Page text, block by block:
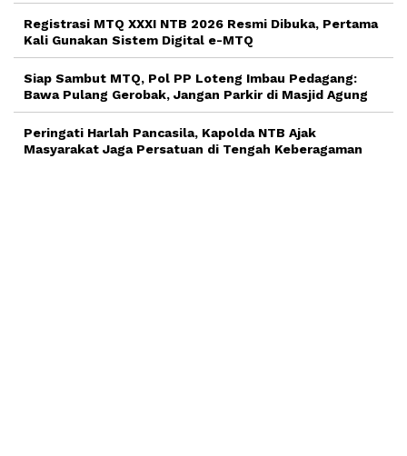
Registrasi MTQ XXXI NTB 2026 Resmi Dibuka, Pertama
Kali Gunakan Sistem Digital e-MTQ
Siap Sambut MTQ, Pol PP Loteng Imbau Pedagang:
Bawa Pulang Gerobak, Jangan Parkir di Masjid Agung
Peringati Harlah Pancasila, Kapolda NTB Ajak
Masyarakat Jaga Persatuan di Tengah Keberagaman